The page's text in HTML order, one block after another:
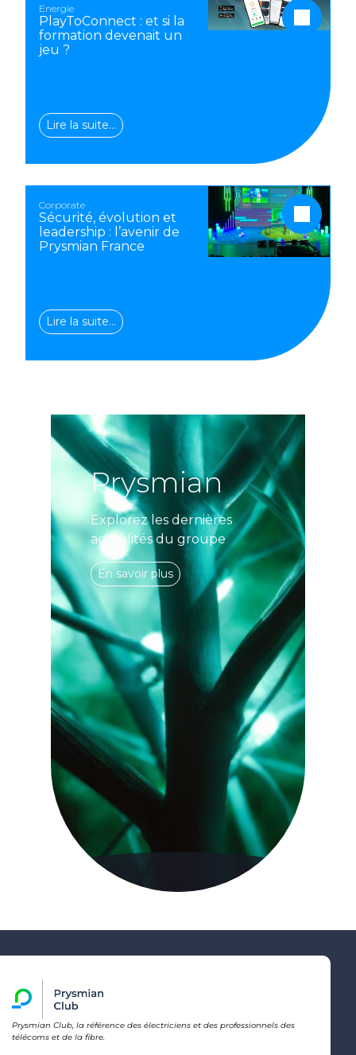
Energie
PlayToConnect : et si la
formation devenait un
jeu ?
Lire la suite…
Corporate
Sécurité, évolution et
leadership : l’avenir de
Prysmian France
Lire la suite…
Prysmian
Explorez les dernières
actualités du groupe
En savoir plus
Prysmian Club, la référence des électriciens et des professionnels des
télécoms et de la fibre.